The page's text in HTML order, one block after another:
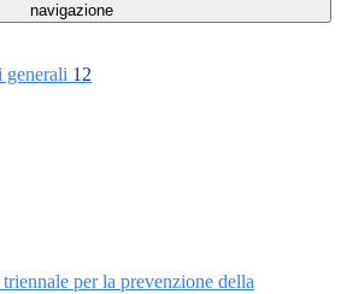
navigazione
generali 12
per la prevenzione della